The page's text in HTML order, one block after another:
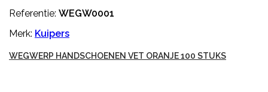
Referentie: WEGW0001
Merk: Kuipers
WEGWERP HANDSCHOENEN VET ORANJE 100 STUKS